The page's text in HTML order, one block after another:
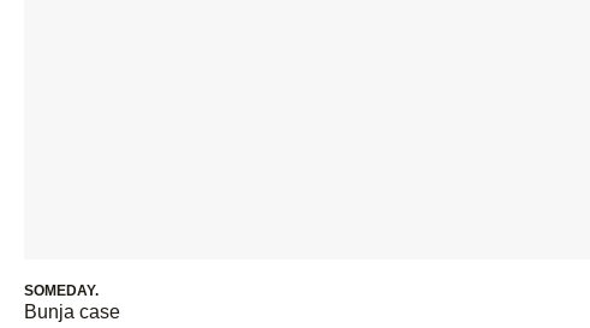
SOMEDAY.
Bunja case